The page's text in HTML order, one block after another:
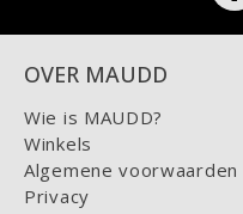
OVER MAUDD
Wie is MAUDD?
Winkels
Algemene voorwaarden
Privacy